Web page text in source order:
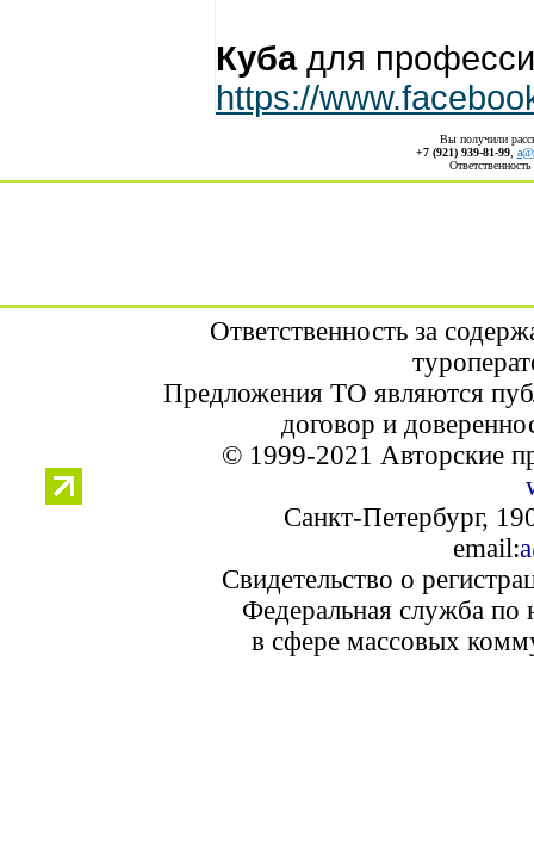
Куба для
https://
Вы получили
+7 (921) 939-81-99,
Ответственность за
Предложения ТО являются
договор и
© 1999-2021 Авторские
Санкт-Петербург,
email:
Свидетельство о
Федеральная служба по
в сфере массовых